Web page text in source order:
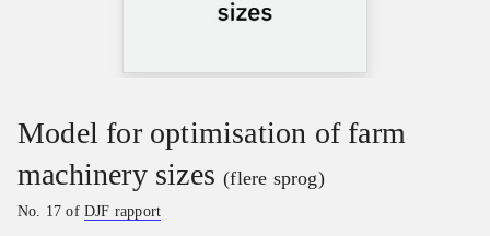
Model for optimisation of farm
machinery sizes (flere sprog)
No. 17 ofDJF rapport